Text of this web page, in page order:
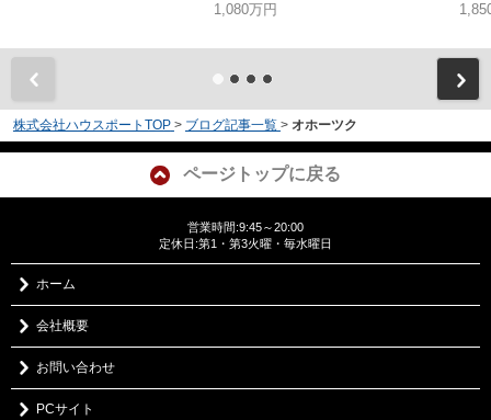
1,080万円
株式会社ハウスポートTOP > ブログ記事一覧 > オホーツク
ページトップに戻る
営業時間:9:45～20:00
定休日:第1・第3火曜・毎水曜日
ホーム
会社概要
お問い合わせ
PCサイト